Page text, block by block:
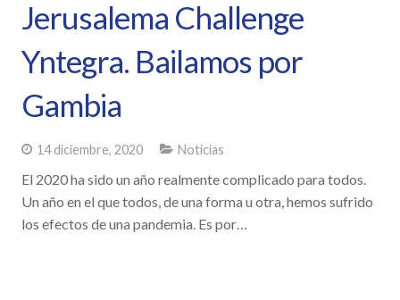
Jerusalema Challenge
Yntegra. Bailamos por
Gambia
14 diciembre, 2020 Noticias
El 2020 ha sido un año realmente complicado para todos.
Un año en el que todos, de una forma u otra, hemos sufrido
los efectos de una pandemia. Es por…